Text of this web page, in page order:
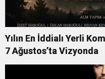
Yılın En İddialı Yerli
7 Ağustos’ta Vizyonda